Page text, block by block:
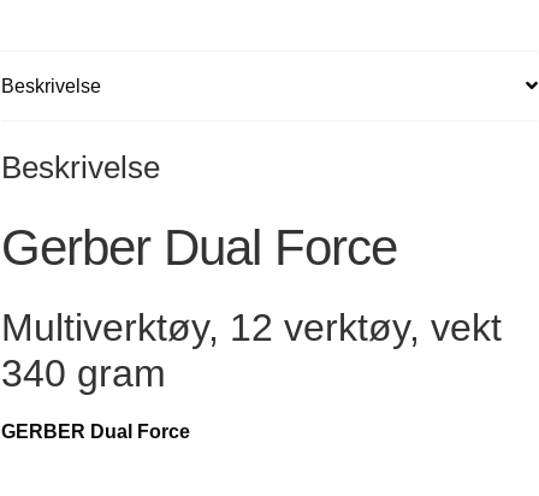
Beskrivelse
Beskrivelse
Gerber Dual Force
Multiverktøy, 12 verktøy, vekt
340 gram
GERBER Dual Force